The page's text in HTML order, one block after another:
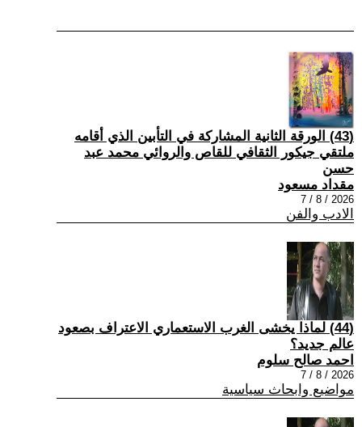
(43) الورقة الثانية المشاركة في التأبين الذي أقامه
ملتقي جيكور الثقافي للقاص والروائي محمد عبد
حسن
مقداد مسعود
2026 / 8 / 7
الادب والفن
(44) لماذا يخشى الغرب الاستعماري الاعتراف بصعود
عالم جديد؟
احمد صالح سلوم
2026 / 8 / 7
مواضيع وابحاث سياسية